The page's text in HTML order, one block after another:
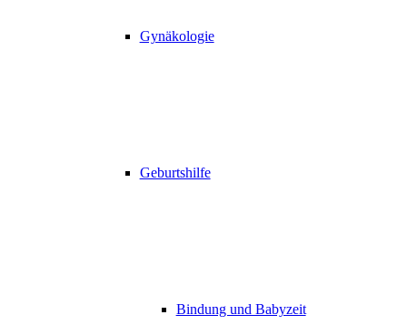
Gynäkologie
Geburtshilfe
Bindung und Babyzeit